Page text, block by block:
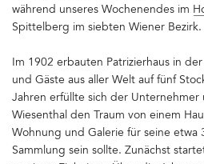
während unseres Wochenendes im
Spittelberg im siebten Wiener Bezirk.
Im 1902 erbauten Patrizierhaus in
und Gäste aus aller Welt auf fünf
Jahren erfüllte sich der Unternehmer
Wiesenthal den Traum von einem
Wohnung und Galerie für seine etwa
Sammlung sein sollte. Zunächst